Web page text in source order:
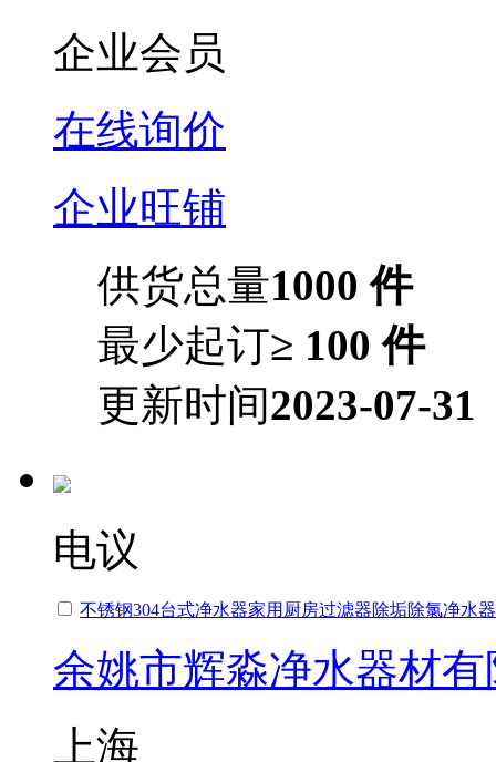
企业会员
在线询价
企业旺铺
供货总量1000 件
最少起订≥ 100 件
更新时间2023-07-31
电议
不锈钢304台式净水器家用厨房过滤器除垢除氯净水器
余姚市辉淼净水器材
上海